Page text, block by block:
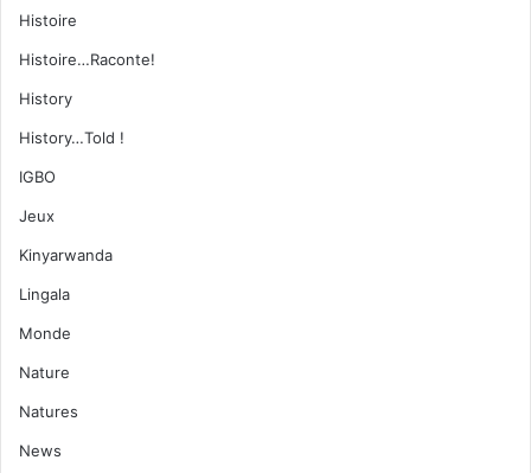
Histoire
Histoire…Raconte!
History
History…Told !
IGBO
Jeux
Kinyarwanda
Lingala
Monde
Nature
Natures
News